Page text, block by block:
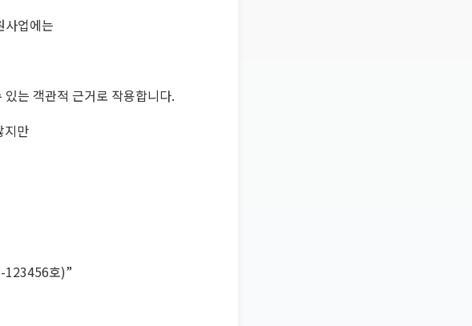
업에는
는 객관적 근거로 작용합니다.
지만
123456호)”